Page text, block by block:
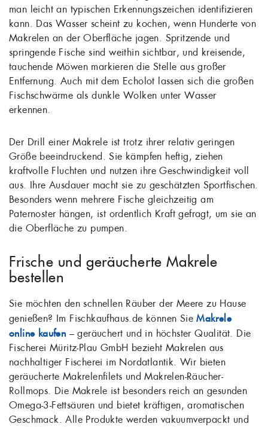
man leicht an typischen Erkennungszeichen identifizieren
kann. Das Wasser scheint zu kochen, wenn Hunderte von
Makrelen an der Oberfläche jagen. Spritzende und
springende Fische sind weithin sichtbar, und kreisende,
tauchende Möwen markieren die Stelle aus großer
Entfernung. Auch mit dem Echolot lassen sich die großen
Fischschwärme als dunkle Wolken unter Wasser
erkennen.
Der Drill einer Makrele ist trotz ihrer relativ geringen
Größe beeindruckend. Sie kämpfen heftig, ziehen
kraftvolle Fluchten und nutzen ihre Geschwindigkeit voll
aus. Ihre Ausdauer macht sie zu geschätzten Sportfischen.
Besonders wenn mehrere Fische gleichzeitig am
Paternoster hängen, ist ordentlich Kraft gefragt, um sie an
die Oberfläche zu pumpen.
Frische und geräucherte Makrele
bestellen
Sie möchten den schnellen Räuber der Meere zu Hause
genießen? Im Fischkaufhaus.de können SieMakrele
online kaufen – geräuchert und in höchster Qualität. Die
Fischerei Müritz-Plau GmbH bezieht Makrelen aus
nachhaltiger Fischerei im Nordatlantik. Wir bieten
geräucherte Makrelenfilets und Makrelen-Räucher-
Rollmops. Die Makrele ist besonders reich an gesunden
Omega-3-Fettsäuren und bietet kräftigen, aromatischen
Geschmack. Alle Produkte werden vakuumverpackt und